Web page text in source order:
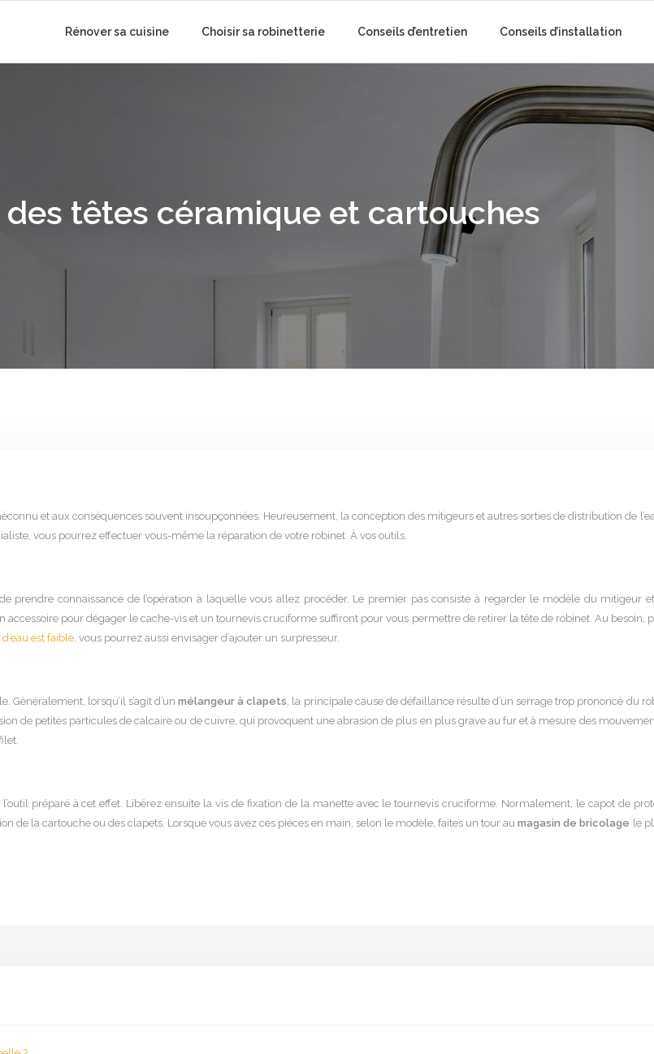
Rénover sa cuisine Choisir sa robinetterie Conseils d’entretien Conseils d’installation
têtes céramique et cartouches
et aux conséquences souvent insoupçonnées. Heureusement, la conception des mitigeurs et autres sorties de distribution de
vous pourrez effectuer vous-même la réparation de votre robinet. À vos outils.
prendre connaissance de l’opération à laquelle vous allez procéder. Le premier pas consiste à regarder le modèle du
accessoire pour dégager le cache-vis et un tournevis cruciforme suffiront pour vous permettre de retirer la tête de robinet. Au
est faible, vous pourrez aussi envisager d’ajouter un surpresseur.
lorsqu’il s’agit d’unmélangeur à clapets, la principale cause de défaillance résulte d’un serrage trop prononcé du
de petites particules de calcaire ou de cuivre, qui provoquent une abrasion de plus en plus grave au fur et à mesure des
l’outil préparé à cet effet. Libérez ensuite la vis de fixation de la manette avec le tournevis cruciforme. Normalement, le capot de
de la cartouche ou des clapets. Lorsque vous avez ces pièces en main, selon le modèle, faites un tour aumagasin de bricolage le